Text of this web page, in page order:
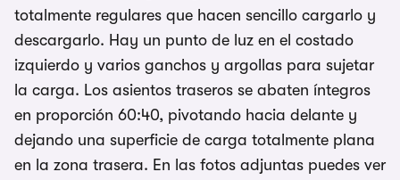
totalmente regulares que hacen sencillo cargarlo y
descargarlo. Hay un punto de luz en el costado
izquierdo y varios ganchos y argollas para sujetar
la carga. Los asientos traseros se abaten íntegros
en proporción 60:40, pivotando hacia delante y
dejando una superficie de carga totalmente plana
en la zona trasera. En las fotos adjuntas puedes ver